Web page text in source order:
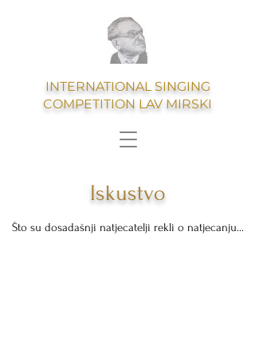
INTERNATIONAL SINGING
COMPETITION LAV MIRSKI
Iskustvo
Što su dosadašnji natjecatelji rekli o natjecanju...